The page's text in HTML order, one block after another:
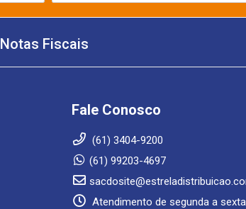
Notas Fiscais
Fale Conosco
(61) 3404-9200
(61) 99203-4697
Atendimento de segunda a